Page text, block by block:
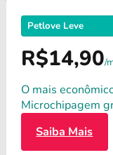
Petlove Leve
R$14,90/
O mais
Microchipagem
Saiba Mais